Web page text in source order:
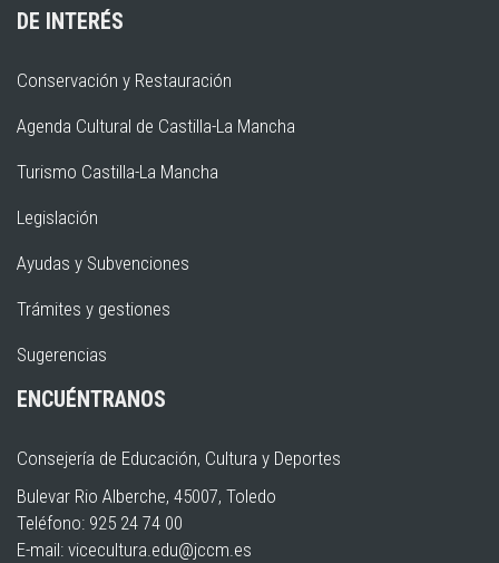
DE INTERÉS
Conservación y Restauración
Agenda Cultural de Castilla-La Mancha
Turismo Castilla-La Mancha
Legislación
Ayudas y Subvenciones
Trámites y gestiones
Sugerencias
ENCUÉNTRANOS
Consejería de Educación, Cultura y Deportes
Bulevar Rio Alberche, 45007, Toledo
Teléfono: 925 24 74 00
E-mail: vicecultura.edu@jccm.es